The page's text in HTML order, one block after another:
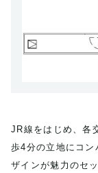
JR線をはじめ、各
歩4分の立地にコ
ザインが魅力のセ